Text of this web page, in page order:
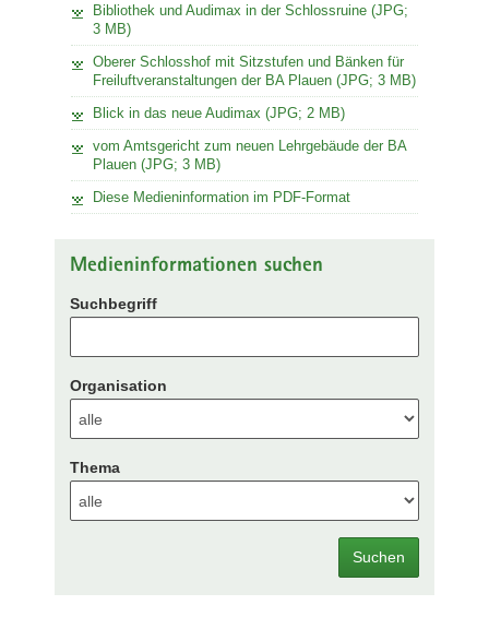
Bibliothek und Audimax in der Schlossruine (JPG;
3 MB)
Oberer Schlosshof mit Sitzstufen und Bänken für
Freiluftveranstaltungen der BA Plauen (JPG; 3 MB)
Blick in das neue Audimax (JPG; 2 MB)
vom Amtsgericht zum neuen Lehrgebäude der BA
Plauen (JPG; 3 MB)
Diese Medieninformation im PDF-Format
Medieninformationen suchen
Suchbegriff
Organisation
Thema
Suchen